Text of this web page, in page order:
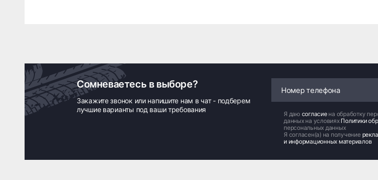
Сомневаетесь в выборе?
Закажите звонок или напишите нам в чат - подберем
лучшие варианты под ваши требования
Я даю согласие на обработку
данных на условиях Политики
персональных данных
Я согласен(а) на получение
и информационных материалов